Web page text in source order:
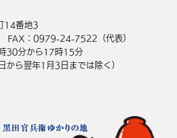
14番地3
FAX：0979-24-7522（代表）
30分から17時15分
から翌年1月3日までは除く）